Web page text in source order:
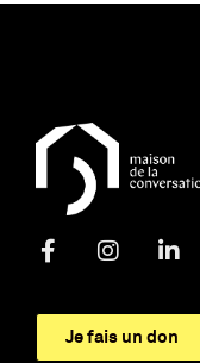
Je fais un don